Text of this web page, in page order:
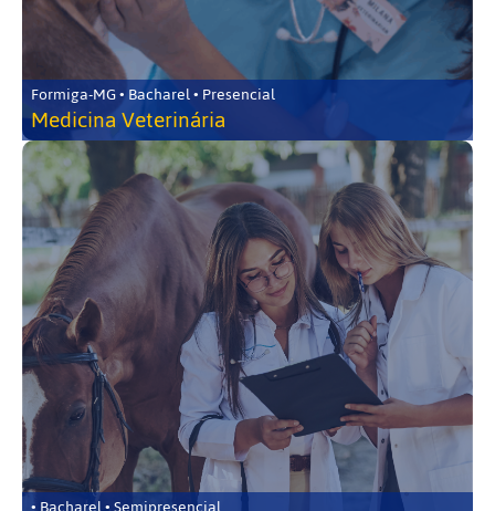
Formiga-MG • Bacharel • Presencial
Medicina Veterinária